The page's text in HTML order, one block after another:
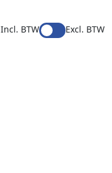
Incl. BTW
Excl. BTW